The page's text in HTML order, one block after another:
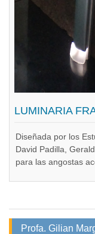
LUMINARIA
Diseñada por los
David Padilla,
para las angostas
Profa. Gilian